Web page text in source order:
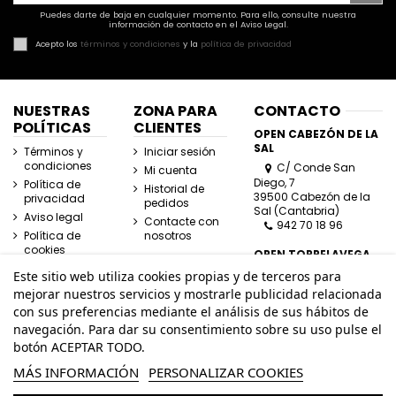
Puedes darte de baja en cualquier momento. Para ello, consulte nuestra
información de contacto en el Aviso Legal.
Acepto los términos y condiciones y la política de privacidad
NUESTRAS
POLÍTICAS
Términos y
condiciones
Política de
privacidad
Aviso legal
Política de
cookies
ZONA PARA
CLIENTES
Iniciar sesión
Mi cuenta
Historial de
pedidos
Contacte con
nosotros
CONTACTO
OPEN CABEZÓN DE LA
SAL
C/ Conde San
Diego, 7
39500 Cabezón de la
Sal (Cantabria)
942 70 18 96
OPEN TORRELAVEGA
C/ José Posada
Herrera, Esquina
Lasaga Larreta
39300 Torrelavega
(Cantabria)
Este sitio web utiliza cookies propias y de terceros para
mejorar nuestros servicios y mostrarle publicidad relacionada
con sus preferencias mediante el análisis de sus hábitos de
navegación. Para dar su consentimiento sobre su uso pulse el
botón ACEPTAR TODO.
MÁS INFORMACIÓN PERSONALIZAR COOKIES